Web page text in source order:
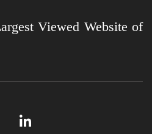
Viewed Website of